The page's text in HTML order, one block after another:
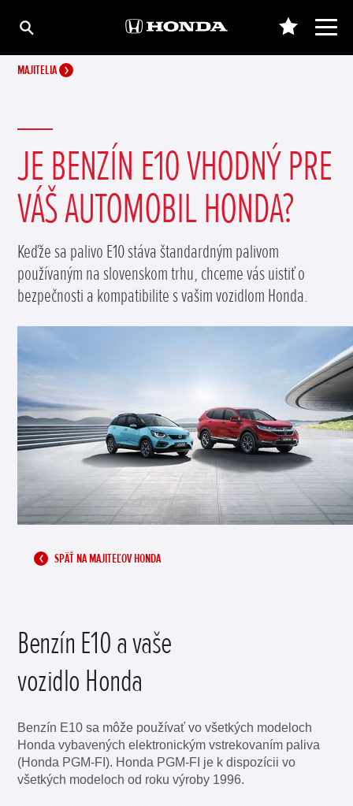
MAJITELIA
JE BENZÍN E10 VHODNÝ PRE
VÁŠ AUTOMOBIL HONDA?
Keďže sa palivo E10 stáva štandardným palivom
používaným na slovenskom trhu, chceme vás uistiť o
bezpečnosti a kompatibilite s vašim vozidlom Honda.
SPÄŤ NA MAJITEĽOV HONDA
Benzín E10 a vaše
vozidlo Honda
Benzín E10 sa môže používať vo všetkých modeloch
Honda vybavených elektronickým vstrekovaním paliva
(Honda PGM-FI). Honda PGM-FI je k dispozícii vo
všetkých modeloch od roku výroby 1996.